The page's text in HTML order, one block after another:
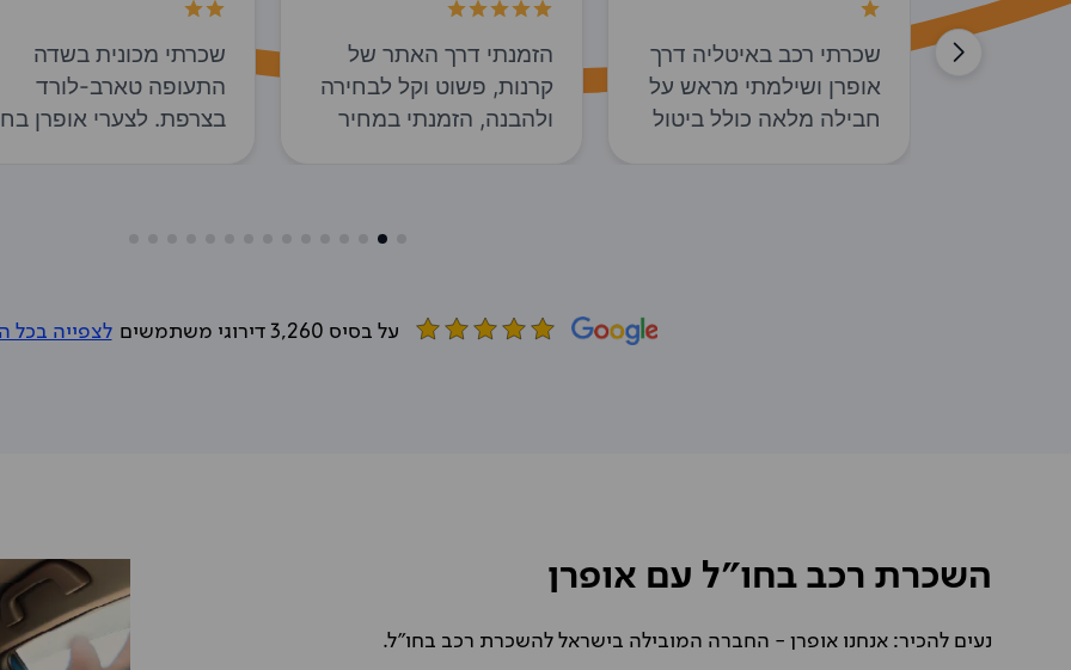
Google
על בסיס 3,260 דירוגי משתמשים לצפייה בכל
השכרת רכב בחו"ל עם אופרן
נעים להכיר: אנחנו אופרן - החברה המובילה בישראל להשכרת רכב בחו"ל.